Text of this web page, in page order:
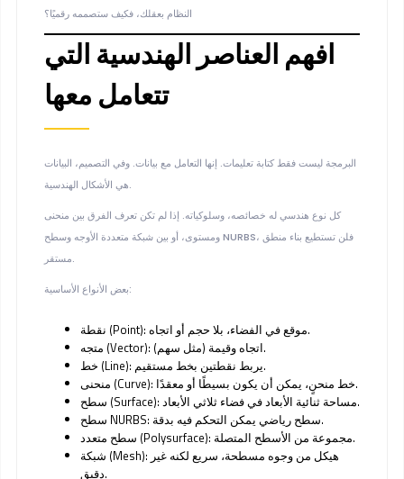
النظام بعقلك، فكيف ستصممه رقميًا؟
افهم العناصر الهندسية التي
تتعامل معها
البرمجة ليست فقط كتابة تعليمات. إنها التعامل مع بيانات. وفي التصميم، البيانات
هي الأشكال الهندسية.
كل نوع هندسي له خصائصه، وسلوكياته. إذا لم تكن تعرف الفرق بين منحنى
ومستوى، أو بين شبكة متعددة الأوجه وسطح NURBS، فلن تستطيع بناء منطق
مستقر.
بعض الأنواع الأساسية:
نقطة (Point):
موقع في الفضاء، بلا حجم أو اتجاه.
متجه (Vector):
اتجاه وقيمة (مثل سهم).
خط (Line):
يربط نقطتين بخط مستقيم.
منحنى (Curve):
خط منحنٍ، يمكن أن يكون بسيطًا أو معقدًا.
سطح (Surface):
مساحة ثنائية الأبعاد في فضاء ثلاثي الأبعاد.
سطح NURBS:
سطح رياضي يمكن التحكم فيه بدقة.
سطح متعدد (Polysurface):
مجموعة من الأسطح المتصلة.
شبكة (Mesh):
دقيق.